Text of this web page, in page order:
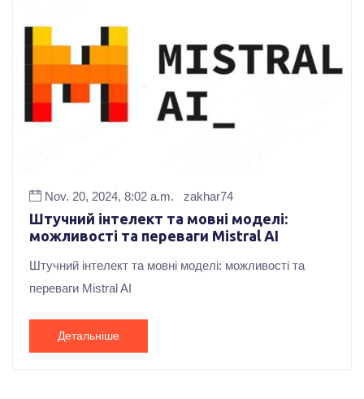
Nov. 20, 2024, 8:02 a.m. zakhar74
Штучний інтелект та мовні моделі:
можливості та переваги Mistral AI
Штучний інтелект та мовні моделі: можливості та
переваги Mistral AI
Детальніше